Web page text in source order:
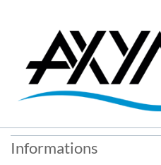
Informations